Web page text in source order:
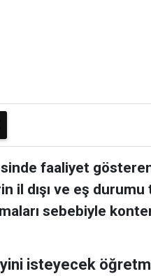
faaliyet
il dışı ve eş
sebebiyle
isteyecek